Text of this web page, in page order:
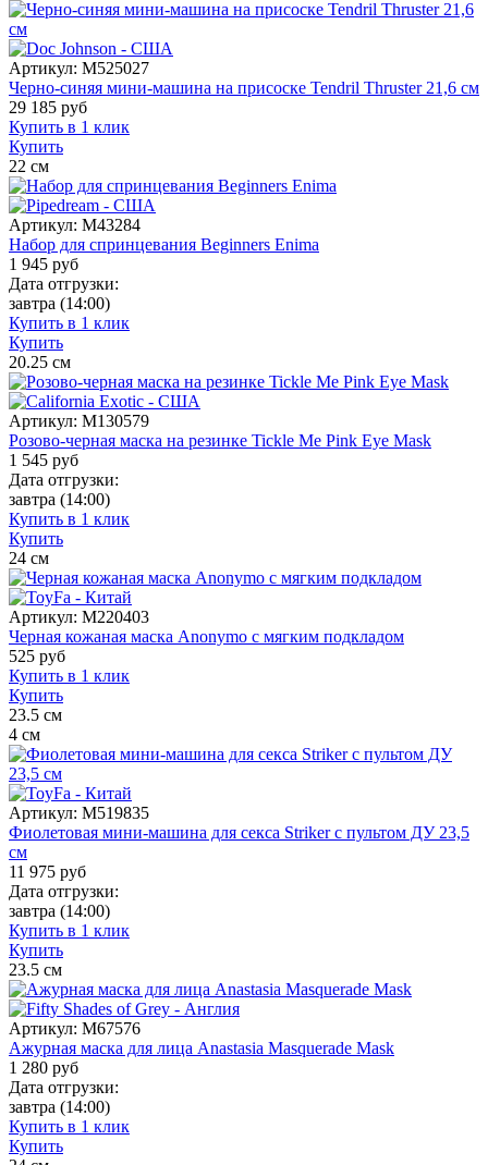
Артикул: M525027
Черно-синяя мини-машина на присоске Tendril Thruster 21,6 см
29 185 руб
Купить в 1 клик
Купить
22 см
Артикул: M43284
Набор для спринцевания Beginners Enima
1 945 руб
Дата отгрузки:
завтра (14:00)
Купить в 1 клик
Купить
20.25 см
Артикул: M130579
Розово-черная маска на резинке Tickle Me Pink Eye Mask
1 545 руб
Дата отгрузки:
завтра (14:00)
Купить в 1 клик
Купить
24 см
Артикул: M220403
Черная кожаная маска Anonymo с мягким подкладом
525 руб
Купить в 1 клик
Купить
23.5 см
4 см
Артикул: M519835
Фиолетовая мини-машина для секса Striker с пультом ДУ 23,5
см
11 975 руб
Дата отгрузки:
завтра (14:00)
Купить в 1 клик
Купить
23.5 см
Артикул: M67576
Ажурная маска для лица Anastasia Masquerade Mask
1 280 руб
Дата отгрузки:
завтра (14:00)
Купить в 1 клик
Купить